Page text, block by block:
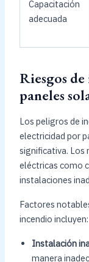
Capacitación
adecuada
Riesgos
paneles
Los peligros de
electricidad por
significativa. Los
eléctricas como
instalaciones
Factores
incendio incluyen:
Instalación
manera